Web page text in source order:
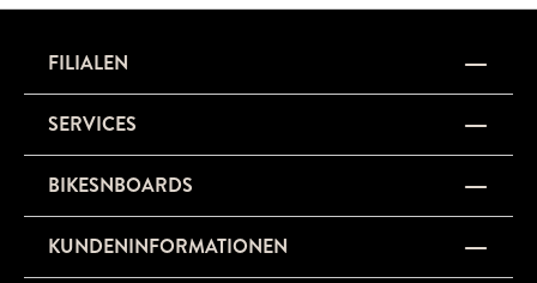
FILIALEN
SERVICES
BIKESNBOARDS
KUNDENINFORMATIONEN